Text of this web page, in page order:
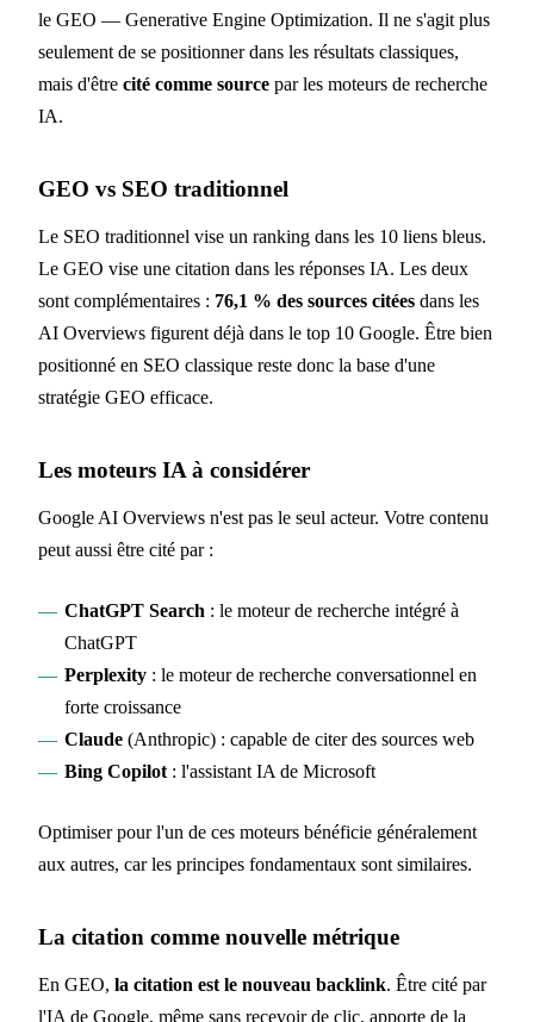
le GEO — Generative Engine Optimization. Il ne s'agit plus
seulement de se positionner dans les résultats classiques,
mais d'être cité comme source par les moteurs de recherche
IA.
GEO vs SEO traditionnel
Le SEO traditionnel vise un ranking dans les 10 liens bleus.
Le GEO vise une citation dans les réponses IA. Les deux
sont complémentaires : 76,1 % des sources citées dans les
AI Overviews figurent déjà dans le top 10 Google. Être bien
positionné en SEO classique reste donc la base d'une
stratégie GEO efficace.
Les moteurs IA à considérer
Google AI Overviews n'est pas le seul acteur. Votre contenu
peut aussi être cité par :
ChatGPT Search: le moteur de recherche intégré à
ChatGPT
Perplexity: le moteur de recherche conversationnel en
forte croissance
Claude(Anthropic) : capable de citer des sources web
Bing Copilot: l'assistant IA de Microsoft
Optimiser pour l'un de ces moteurs bénéficie généralement
aux autres, car les principes fondamentaux sont similaires.
La citation comme nouvelle métrique
En GEO, la citation est le nouveau backlink. Être cité par
l'IA de Google, même sans recevoir de clic, apporte de la